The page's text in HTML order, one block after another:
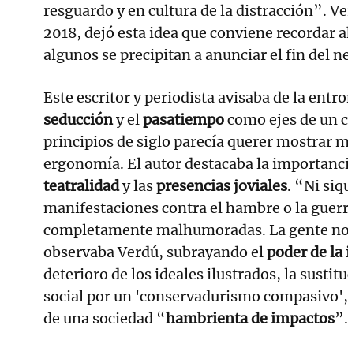
resguardo y en cultura de la distracción”.
2018, dejó esta idea que conviene recordar
algunos se precipitan a anunciar el fin del
Este escritor y periodista avisaba de la
seduccióny elpasatiempocomo ejes de un
principios de siglo parecía querer mostrar
ergonomía. El autor destacaba la
teatralidady laspresencias joviales. “Ni
manifestaciones contra el hambre o la
completamente malhumoradas. La gente
observaba Verdú, subrayando elpoder de
deterioro de los ideales ilustrados, la
social por un 'conservadurismo
de una sociedad “hambrienta de impactos”.